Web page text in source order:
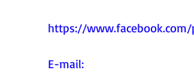
https://www.facebook.com/
E-mail: